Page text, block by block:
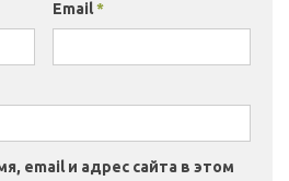
Email*
email и адрес сайта в этом